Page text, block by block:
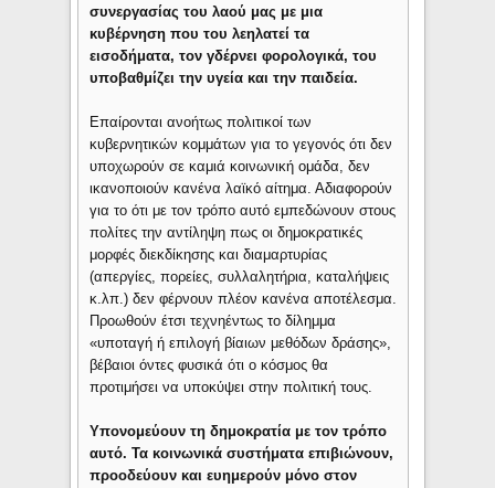
συνεργασίας του λαού μας με μια
κυβέρνηση που του λεηλατεί τα
εισοδήματα, τον γδέρνει φορολογικά, του
υποβαθμίζει την υγεία και την παιδεία.
Επαίρονται ανοήτως πολιτικοί των
κυβερνητικών κομμάτων για το γεγονός ότι δεν
υποχωρούν σε καμιά κοινωνική ομάδα, δεν
ικανοποιούν κανένα λαϊκό αίτημα. Αδιαφορούν
για το ότι με τον τρόπο αυτό εμπεδώνουν στους
πολίτες την αντίληψη πως οι δημοκρατικές
μορφές διεκδίκησης και διαμαρτυρίας
(απεργίες, πορείες, συλλαλητήρια, καταλήψεις
κ.λπ.) δεν φέρνουν πλέον κανένα αποτέλεσμα.
Προωθούν έτσι τεχνηέντως το δίλημμα
«υποταγή ή επιλογή βίαιων μεθόδων δράσης»,
βέβαιοι όντες φυσικά ότι ο κόσμος θα
προτιμήσει να υποκύψει στην πολιτική τους.
Υπονομεύουν τη δημοκρατία με τον τρόπο
αυτό. Τα κοινωνικά συστήματα επιβιώνουν,
προοδεύουν και ευημερούν μόνο στον